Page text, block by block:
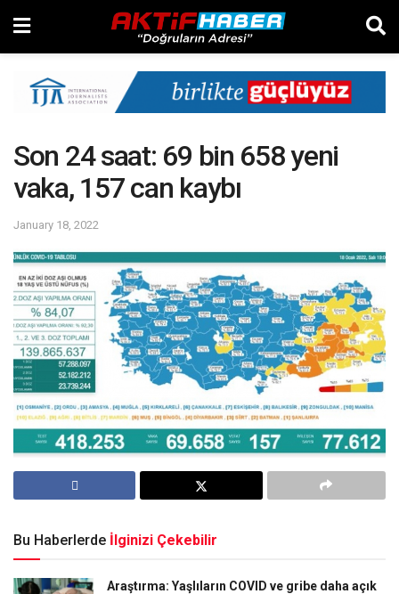
Son 24 saat: 69 bin 658 yeni
vaka, 157 can kaybı
January 18, 2022
Bu Haberlerde İlginizi Çekebilir
Araştırma: Yaşlıların COVID ve gribe daha açık